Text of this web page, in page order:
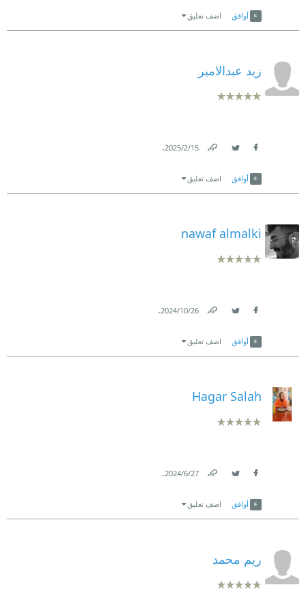
أوافق اضف تعليق
زيد عبدالامير
15‏/2‏/2025
.
أوافق اضف تعليق
nawaf almalki
26‏/10‏/2024
.
أوافق اضف تعليق
Hagar Salah
27‏/6‏/2024
.
أوافق اضف تعليق
ريم محمد